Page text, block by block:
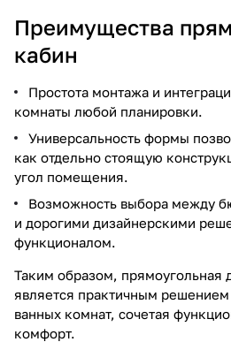
Преимущества
кабин
Простота монтажа и
комнаты любой планировки.
Универсальность формы
как отдельно стоящую
угол помещения.
Возможность выбора между
и дорогими дизайнерскими
функционалом.
Таким образом, прямоугольная
является практичным
ванных комнат, сочетая
комфорт.